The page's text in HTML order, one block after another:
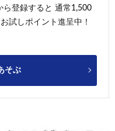
ら登録すると 通常1,500
試しポイント進呈中！
そぶ